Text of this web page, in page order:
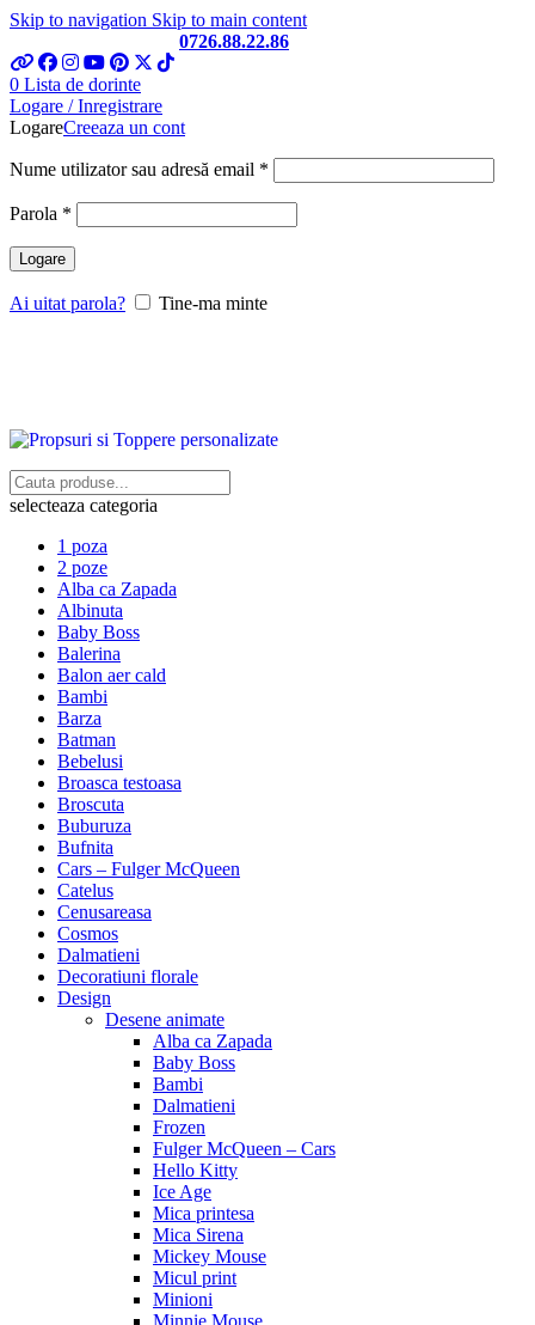
Skip to navigation Skip to main content
0726.88.22.86
0 Lista de dorinte
Logare / Inregistrare
LogareCreeaza un cont
Nume utilizator sau adresă email *
Parola *
Logare
Ai uitat parola? Tine-ma minte
selecteaza categoria
1 poza
2 poze
Alba ca Zapada
Albinuta
Baby Boss
Balerina
Balon aer cald
Bambi
Barza
Batman
Bebelusi
Broasca testoasa
Broscuta
Buburuza
Bufnita
Cars – Fulger McQueen
Catelus
Cenusareasa
Cosmos
Dalmatieni
Decoratiuni florale
Design
Desene animate
Alba ca Zapada
Baby Boss
Bambi
Dalmatieni
Frozen
Fulger McQueen – Cars
Hello Kitty
Ice Age
Mica printesa
Mica Sirena
Mickey Mouse
Micul print
Minioni
Minnie Mouse